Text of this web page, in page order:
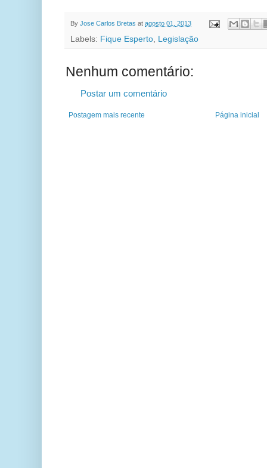
By Jose Carlos Bretas at agosto 01, 2013
Labels: Fique Esperto, Legislação
Nenhum comentário:
Postar um comentário
Postagem mais recente Página inicial